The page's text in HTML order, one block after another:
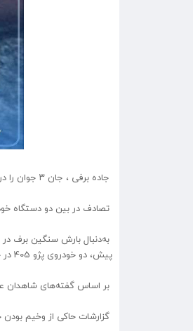
جاده برفی ، جان ۳ جوان را در حوالی روستای اگریقاش گرفت
تصادف در بین دو دستگاه خودروی
به‌دنبال بارش سنگین برف
پیش، دو خودروی پژو 405 در حوالی روستای اگریقاش بصورت شاخ به شاخ با یکدیگر برخورد کردند.
بر اساس گفته‌های شاهدان عینی، 3 فوتی این حادثه 25 الی 35 سال سن داشتند که 2 نفر از آنها از
گزارشات حاکی از وخیم